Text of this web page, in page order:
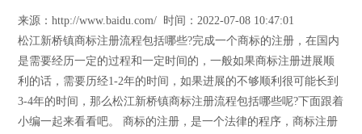
来源：http://www.baidu.com/ 时间：2022-07-08 10:47:01
松江新桥镇商标注册流程包括哪些?完成一个商标的注册，在国内
是需要经历一定的过程和一定时间的，一般如果商标注册进展顺
利的话，需要历经1-2年的时间，如果进展的不够顺利很可能长到
3-4年的时间，那么松江新桥镇商标注册流程包括哪些呢?下面跟着
小编一起来看看吧。 商标的注册，是一个法律的程序，商标注册